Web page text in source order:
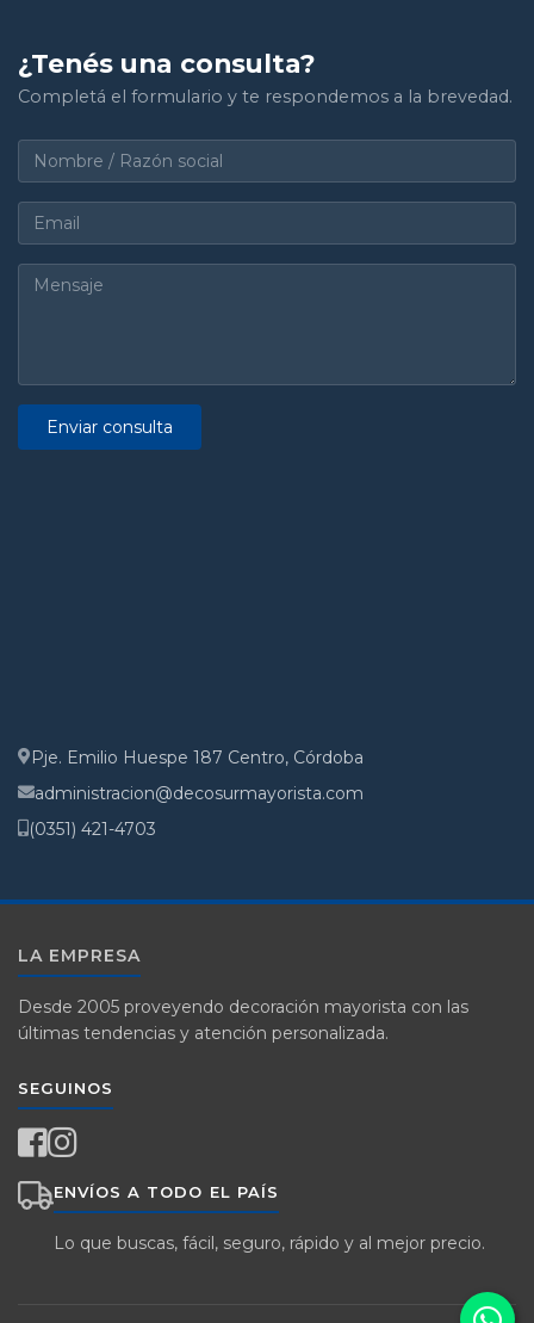
¿Tenés una consulta?
Completá el formulario y te respondemos a la brevedad.
Enviar consulta
Pje. Emilio Huespe 187 Centro, Córdoba
administracion@decosurmayorista.com
(0351) 421-4703
LA EMPRESA
Desde 2005 proveyendo decoración mayorista con las
últimas tendencias y atención personalizada.
SEGUINOS
ENVÍOS A TODO EL PAÍS
Lo que buscas, fácil, seguro, rápido y al mejor precio.